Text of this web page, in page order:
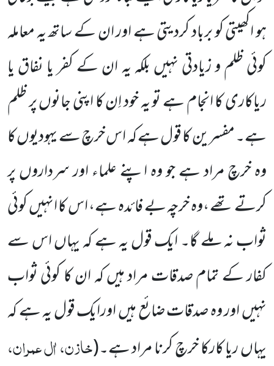
ہو اکھیتی کو برباد کردیتی ہے اور ان کے ساتھ یہ معاملہ
کوئی ظلم و زیادتی نہیں بلکہ یہ ان کے کفر یا نفاق یا
ریاکاری کا انجام ہے تو یہ خود اِن کا اپنی جانوں پر ظلم
ہے۔ مفسرین کا قول ہے کہ اس خرچ سے یہودیوں کا
وہ خرچ مراد ہے جو وہ اپنے علماء اور سرداروں پر
کرتے تھے ،وہ خرچہ بے فائدہ ہے، اس کا انہیں کوئی
ثواب نہ ملے گا۔ ایک قول یہ ہے کہ یہاں اس سے
کفار کے تمام صدقات مراد ہیں کہ ان کا کوئی ثواب
نہیں اور وہ صدقات ضائع ہیں اورایک قول یہ ہے کہ
یہاں ریا کارکا خرچ کرنا مراد ہے۔(خازن، اٰل عمران،